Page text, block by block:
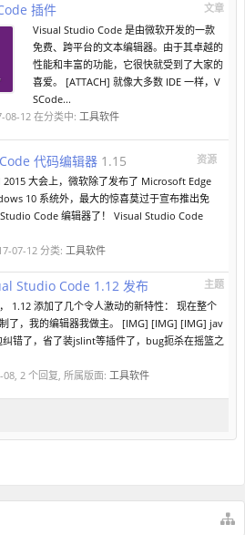
文章
插件
Visual Studio Code 是由微软开发的一款
免费、跨平台的文本编辑器。由于其卓越的
性能和丰富的功能，它很快就受到了大家的
喜爱。 [ATTACH] 就像大多数 IDE 一样，V
SCode...
08-12 在分类中: 工具软件
资源
代码编辑器 1.15
大会上，微软除了发布了 Microsoft Edge
10 系统外，最大的惊喜莫过于宣布推出免
Code 编辑器了！ Visual Studio Code
07-12 分类: 工具软件
主题
Studio Code 1.12 发布
1.12 添加了几个令人激动的新特性： 现在整个
了，我的编辑器我做主。 [IMG] [IMG] [IMG] jav
错了，省了装jslint等插件了，bug扼杀在摇篮之
08, 2 个回复, 所属版面: 工具软件